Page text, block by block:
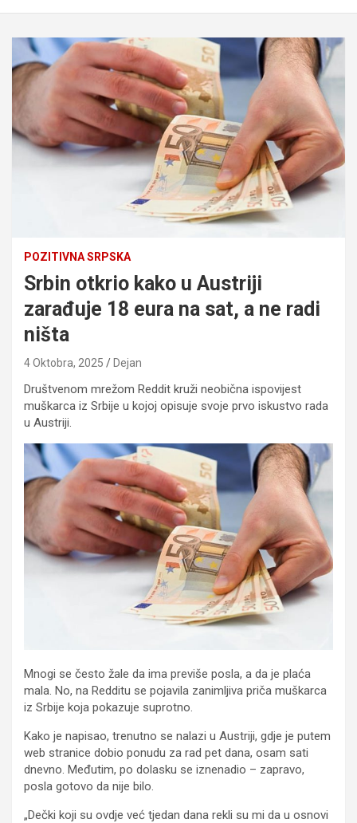
POZITIVNA SRPSKA
Srbin otkrio kako u Austriji
zarađuje 18 eura na sat, a ne radi
ništa
4 Oktobra, 2025 Dejan
Društvenom mrežom Reddit kruži neobična ispovijest
muškarca iz Srbije u kojoj opisuje svoje prvo iskustvo rada
u Austriji.
Mnogi se često žale da ima previše posla, a da je plaća
mala. No, na Redditu se pojavila zanimljiva priča muškarca
iz Srbije koja pokazuje suprotno.
Kako je napisao, trenutno se nalazi u Austriji, gdje je putem
web stranice dobio ponudu za rad pet dana, osam sati
dnevno. Međutim, po dolasku se iznenadio – zapravo,
posla gotovo da nije bilo.
„Dečki koji su ovdje već tjedan dana rekli su mi da u osnovi